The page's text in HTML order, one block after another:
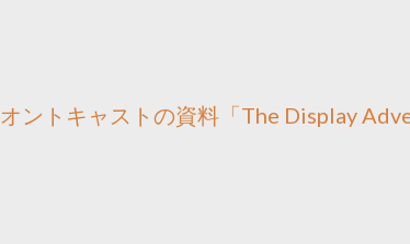
オントキャストの資料「The Display